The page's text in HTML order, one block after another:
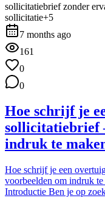
sollicitatiebrief zonder
sollicitatie+5
7 months ago
161
0
0
Hoe schrijf je
sollicitatiebrief
indruk te
Hoe schrijf je een
voorbeelden om indruk
Introductie Ben je op